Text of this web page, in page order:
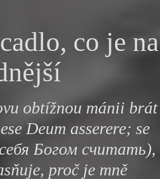
Recenze a reflexe
Reportáže
Rozhovory
Divadlo
Historie kolonialismu
Dokument
Výroční ceny
co je na
obtížnou mánii brát
Deum asserere; se
Богом считать),
proč je mně